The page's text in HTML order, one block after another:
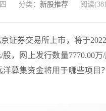
分类： 新股推荐 阅读
证券交易所上市，将于
，网上发行数量7770.00
募集资金将用于哪些项目